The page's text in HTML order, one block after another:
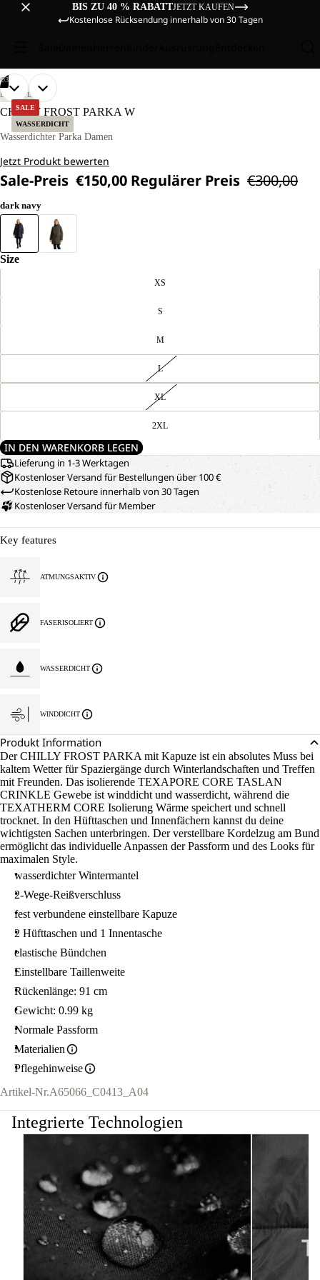
BIS ZU 40 % RABATTJETZT KAUFEN
Kostenlose Rücksendung innerhalb von 30 Tagen
SALE
WASSERDICHT
UNSER
MODEL
IST
170CM
GROSS U
RÄGT G
RÖSSE M.
03
BILD
IM
VOLLBILD
ÖFFNEN
UNSER
MODEL
IST
170CM
GROSS U
RÄGT G
RÖSSE M.
BILD
IM
VOLLBILD
ÖFFNEN
BILD
IM
VOLLBILD
ÖFFNEN
LIFESTYLE
CHILLY FROST PARKA W
Wasserdichter Parka Damen
Jetzt Produkt bewerten
Sale-Preis €150,00 Regulärer Preis €300,00
dark navy
Size
XS
S
M
L
XL
2XL
IN DEN WARENKORB LEGEN
Lieferung in 1-3 Werktagen
Kostenloser Versand für Bestellungen über 100 €
Kostenlose Retoure innerhalb von 30 Tagen
Kostenloser Versand für Member
Key features
ATMUNGSAKTIV
FASERISOLIERT
WASSERDICHT
WINDDICHT
Produkt Information
Der CHILLY FROST PARKA mit Kapuze ist ein absolutes Muss bei
kaltem Wetter für Spaziergänge durch Winterlandschaften und Treffen
mit Freunden. Das isolierende TEXAPORE CORE TASLAN
CRINKLE Gewebe ist winddicht und wasserdicht, während die
TEXATHERM CORE Isolierung Wärme speichert und schnell
trocknet. In den Hüfttaschen und Innenfächern kannst du deine
wichtigsten Sachen unterbringen. Der verstellbare Kordelzug am Bund
ermöglicht das individuelle Anpassen der Passform und des Looks für
maximalen Style.
wasserdichter Wintermantel
2-Wege-Reißverschluss
fest verbundene einstellbare Kapuze
2 Hüfttaschen und 1 Innentasche
elastische Bündchen
Einstellbare Taillenweite
Rückenlänge: 91 cm
Gewicht: 0.99 kg
Normale Passform
Materialien
Pflegehinweise
Artikel-Nr.A65066_C0413_A04
Integrierte Technologien